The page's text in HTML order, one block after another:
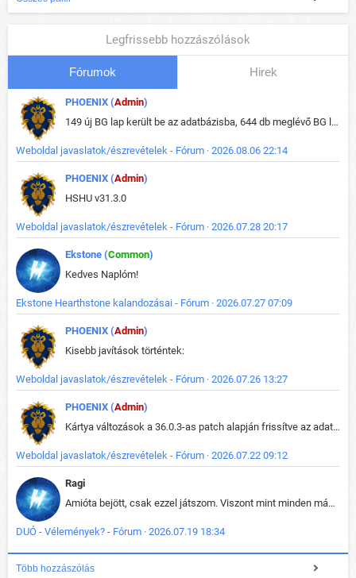
Legfrissebb hozzászólások
Fórumok Hirek
PHOENIX (Admin)
149 új BG lap került be az adatbázisba, 644 db meglévő BG lap módosult, bekerültek az új képek a megváltozott lapokhoz is.
Weboldal javaslatok/észrevételek - Fórum · 2026.08.06 22:14
PHOENIX (Admin)
HSHU v31.3.0
Weboldal javaslatok/észrevételek - Fórum · 2026.07.28 20:17
Ekstone (Common)
Kedves Naplóm!
Ekstone Hearthstone kalandozásai - Fórum · 2026.07.27 07:09
PHOENIX (Admin)
Kisebb javítások történtek:
Weboldal javaslatok/észrevételek - Fórum · 2026.07.26 13:27
PHOENIX (Admin)
Kártya változások a 36.0.3-as patch alapján frissítve az adatbázisban (képek is cserélve).
Weboldal javaslatok/észrevételek - Fórum · 2026.07.22 09:12
Ragi
Amióta bejött, csak ezzel játszom. Viszont mint minden más - akár az alapjáték is, ez is baromira összetett lett. Néha már pár kör után is esélytelen az egész. Vagy irreállisan túltápol valaki, vagy lelép a partner, vagy csak hülye mint a segg. És amikor eljönne az én időm, na akkor jön el mindenki másé is. Engem jobban érdekelne, hogy ki milyen ratingen szokott játszani. Na ez lenne egy érdekes adat.
DUÓ - Vélemények? - Fórum · 2026.07.19 18:34
Több hozzászólás